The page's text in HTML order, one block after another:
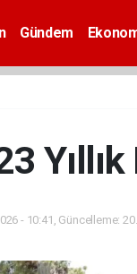
Gündem
Yıllık
- 10:41, Güncelleme: